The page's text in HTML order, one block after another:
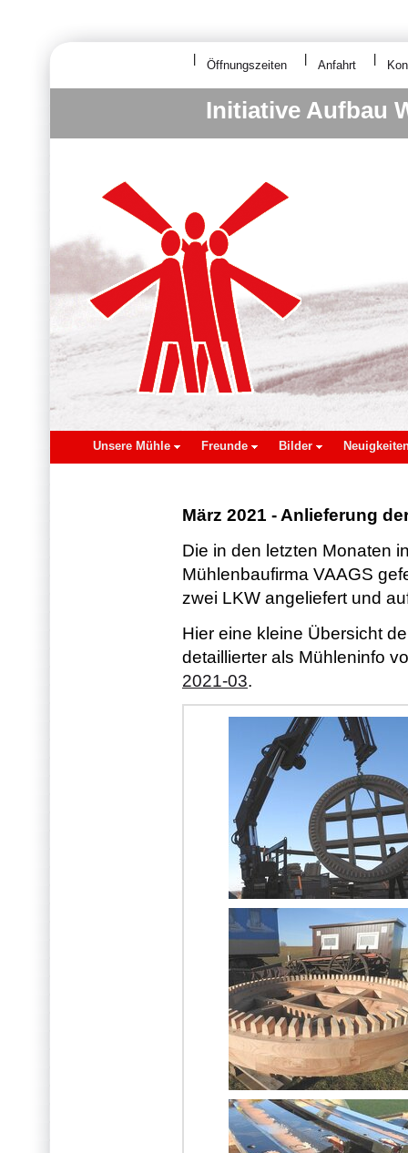
Anfahrt
Öffnungszeiten
Initiative Aufbau
Unsere Mühle Freunde Bilder
März 2021 - Anlieferung
Die in den letzten Monaten
Mühlenbaufirma VAAGS
zwei LKW angeliefert und
Hier eine kleine Übersicht
detaillierter als Mühleninfo
2021-03.